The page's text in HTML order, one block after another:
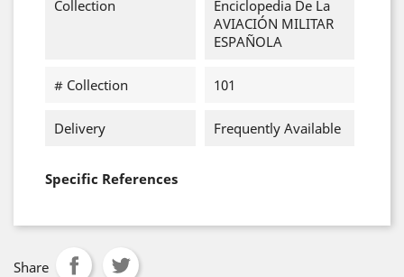
Collection
Enciclopedia De La
AVIACIÓN MILITAR
ESPAÑOLA
# Collection 101
Delivery Frequently Available
Specific References
Share